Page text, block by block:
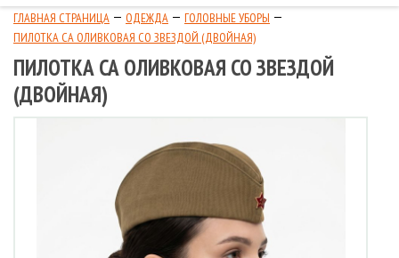
ГЛАВНАЯ СТРАНИЦА ОДЕЖДА
ГОЛОВНЫЕ УБОРЫ
ПИЛОТКА СА ОЛИВКОВАЯ СО ЗВЕЗДОЙ (ДВОЙНАЯ)
ПИЛОТКА СА ОЛИВКОВАЯ СО ЗВЕЗДОЙ
(ДВОЙНАЯ)